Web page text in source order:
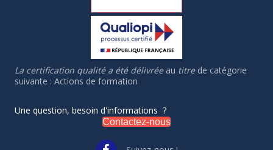
La certification qualité a été délivréeau titrede catégorie
suivante : Actions de formation
Une question, besoin d'informations ?
Contactez-nous